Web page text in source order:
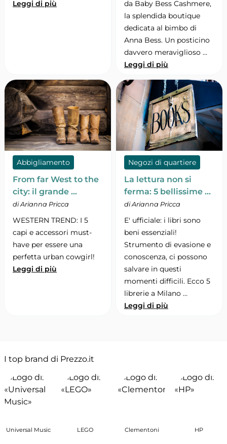
Leggi di più
da Baby Bess Cashmere,
la splendida boutique
dedicata al bimbo di
Anna Bess. Un posticino
davvero meraviglioso …
Leggi di più
Abbigliamento
From far West to the
city: il grande …
di Arianna Pricca
WESTERN TREND: I 5
capi e accessori must-
have per essere una
perfetta urban cowgirl!
Leggi di più
Negozi di quartiere
La lettura non si
ferma: 5 bellissime …
di Arianna Pricca
E' ufficiale: i libri sono
beni essenziali!
Strumento di evasione e
conoscenza, ci possono
salvare in questi
momenti difficili. Ecco 5
librerie a Milano …
Leggi di più
I top brand di Prezzo.it
Universal Music LEGO Clementoni HP